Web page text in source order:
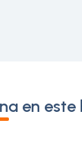
en este